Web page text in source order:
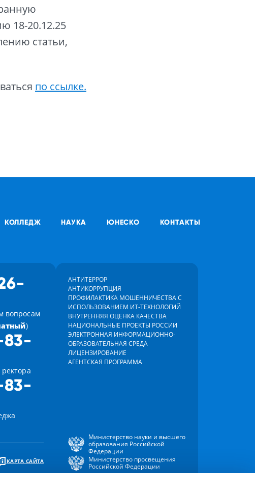
18-20.12.25
статьи,
по ссылке.
КОЛЛЕДЖ НАУКА ЮНЕСКО КОНТАКТЫ
вопросам
)
83-
83-
КАРТА САЙТА
АНТИТЕРРОР
АНТИКОРРУПЦИЯ
ПРОФИЛАКТИКА МОШЕННИЧЕСТВА С
ИСПОЛЬЗОВАНИЕМ ИТ-ТЕХНОЛОГИЙ
ВНУТРЕННЯЯ ОЦЕНКА КАЧЕСТВА
НАЦИОНАЛЬНЫЕ ПРОЕКТЫ РОССИИ
ЭЛЕКТРОННАЯ ИНФОРМАЦИОННО-
ОБРАЗОВАТЕЛЬНАЯ СРЕДА
ЛИЦЕНЗИРОВАНИЕ
АГЕНТСКАЯ ПРОГРАММА
Министерство науки и высшего
образования Российской
Федерации
Министерство просвещения
Российской Федерации